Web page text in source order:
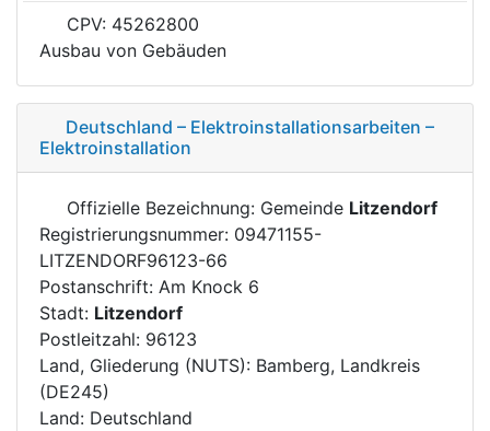
CPV: 45262800
Ausbau von Gebäuden
Deutschland – Elektroinstallationsarbeiten –
Elektroinstallation
Offizielle Bezeichnung: Gemeinde Litzendorf
Registrierungsnummer: 09471155-
LITZENDORF96123-66
Postanschrift: Am Knock 6
Stadt: Litzendorf
Postleitzahl: 96123
Land, Gliederung (NUTS): Bamberg, Landkreis
(DE245)
Land: Deutschland